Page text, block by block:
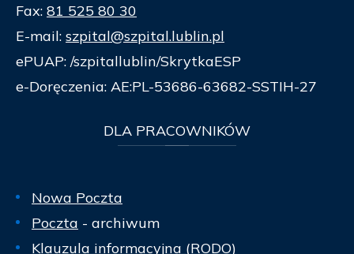
Fax: 81 525 80 30
E-mail: szpital@szpital.lublin.pl
ePUAP: /szpitallublin/SkrytkaESP
e-Doręczenia: AE:PL-53686-63682-SSTIH-27
DLA PRACOWNIKÓW
Nowa Poczta
Poczta - archiwum
Klauzula informacyjna (RODO)